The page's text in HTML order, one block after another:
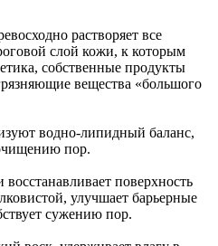
растворяет все
слой кожи, к которым
собственные продукты
вещества «большого
водно-липидный баланс,
пор.
поверхность
улучшает барьерные
сужению пор.